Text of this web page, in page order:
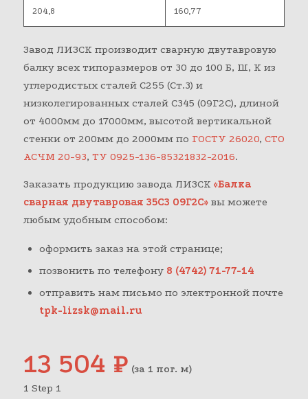
204,8 160,77
Завод ЛИЗСК производит сварную двутавровую
балку всех типоразмеров от 30 до 100 Б, Ш, К из
углеродистых сталей С255 (Ст.3) и
низколегированных сталей С345 (09Г2С), длиной
от 4000мм до 17000мм, высотой вертикальной
стенки от 200мм до 2000мм по ГОСТУ 26020, СТО
АСЧМ 20-93, ТУ 0925-136-85321832-2016.
Заказать продукцию завода ЛИЗСК «Балка
сварная двутавровая 35С3 09Г2С»вы можете
любым удобным способом:
оформить заказ на этой странице;
позвонить по телефону 8 (4742) 71-77-14
отправить нам письмо по электронной почте
tpk-lizsk@mail.ru
13 504 ₽ (за 1 пог. м)
1 Step 1